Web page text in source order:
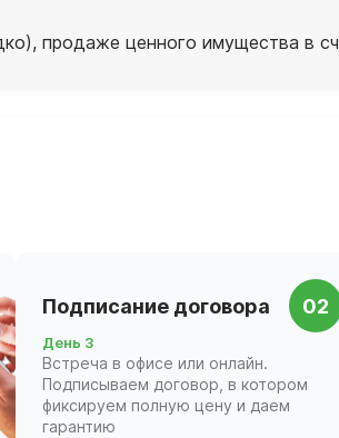
продаже ценного имущества в
Подписание договора 02
День 3
Встреча в офисе или онлайн.
Подписываем договор, в котором
фиксируем полную цену и даем
гарантию